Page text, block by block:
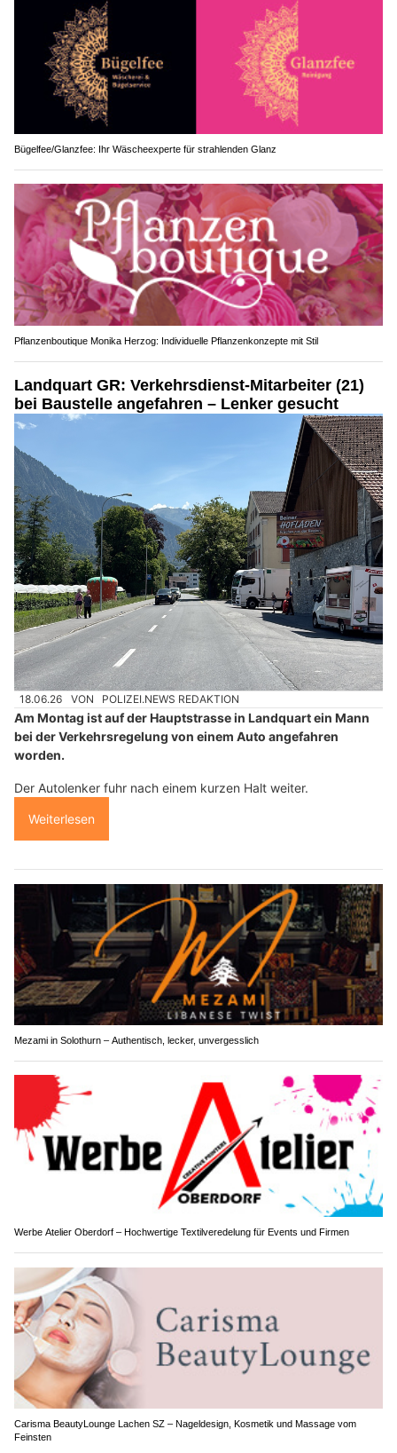
Bügelfee/Glanzfee: Ihr Wäscheexperte für strahlenden Glanz
Pflanzenboutique Monika Herzog: Individuelle Pflanzenkonzepte mit Stil
Landquart GR: Verkehrsdienst-Mitarbeiter (21)
bei Baustelle angefahren – Lenker gesucht
18.06.26 VON POLIZEI.NEWS REDAKTION
Am Montag ist auf der Hauptstrasse in Landquart ein Mann
bei der Verkehrsregelung von einem Auto angefahren
worden.
Der Autolenker fuhr nach einem kurzen Halt weiter.
Weiterlesen
Mezami in Solothurn – Authentisch, lecker, unvergesslich
Werbe Atelier Oberdorf – Hochwertige Textilveredelung für Events und Firmen
Carisma BeautyLounge Lachen SZ – Nageldesign, Kosmetik und Massage vom
Feinsten